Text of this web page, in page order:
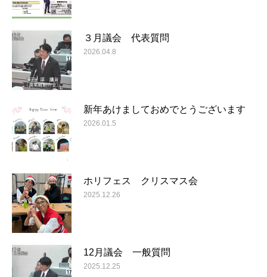
３月議会 代表質問
2026.04.8
新年あけましておめでとうございます
2026.01.5
ホリフェス クリスマス会
2025.12.26
12月議会 一般質問
2025.12.25